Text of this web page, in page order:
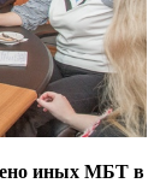
иных МБТ в